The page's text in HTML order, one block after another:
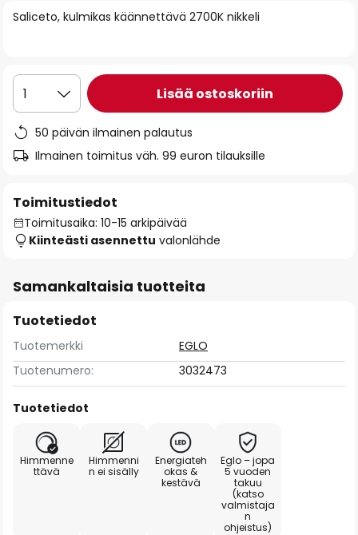
of
gallery
Saliceto, kulmikas käännettävä 2700K nikkeli
1 Lisää ostoskoriin
50 päivän ilmainen palautus
Ilmainen toimitus väh. 99 euron tilauksille
Toimitustiedot
Toimitusaika: 10-15 arkipäivää
Kiinteästi asennettu valonlähde
Samankaltaisia tuotteita
Tuotetiedot
Tuotemerkki
EGLO
Tuotenumero:
3032473
Tuotetiedot
Himmenne
ttävä
Himmenni
n ei sisälly
Energiateh
okas &
kestävä
Eglo – jopa
5 vuoden
takuu
(katso
valmistaja
n
ohjeistus)